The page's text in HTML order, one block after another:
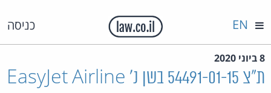
כניסה EN
8 ביוני 2020
ת"צ 54491-01-15 בשן נ' EasyJet Airline